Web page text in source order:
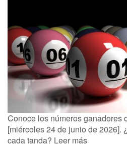
Conoce los números ganadores
[miércoles 24 de junio de 2026].
cada tanda? Leer más